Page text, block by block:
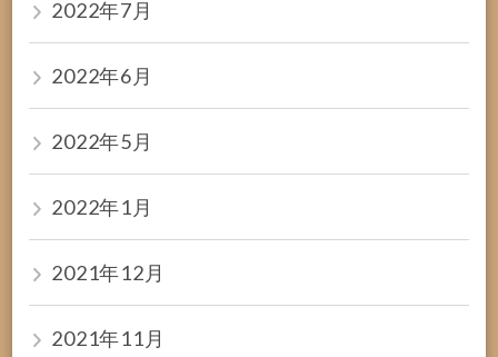
2022年7月
2022年6月
2022年5月
2022年1月
2021年12月
2021年11月